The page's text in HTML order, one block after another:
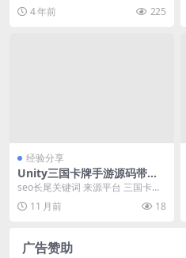
懂，那你不掉坑谁掉坑啦?甚至你连
缴错的机会都找不到...
4 年前 225
经验分享
Unity三国卡牌手游源码带后
台系统开发实战
seo长尾关键词 来源平台 三国卡牌
手游源码带运营后台下载 百度热搜
免费三国卡...
11 月前 18
广告赞助